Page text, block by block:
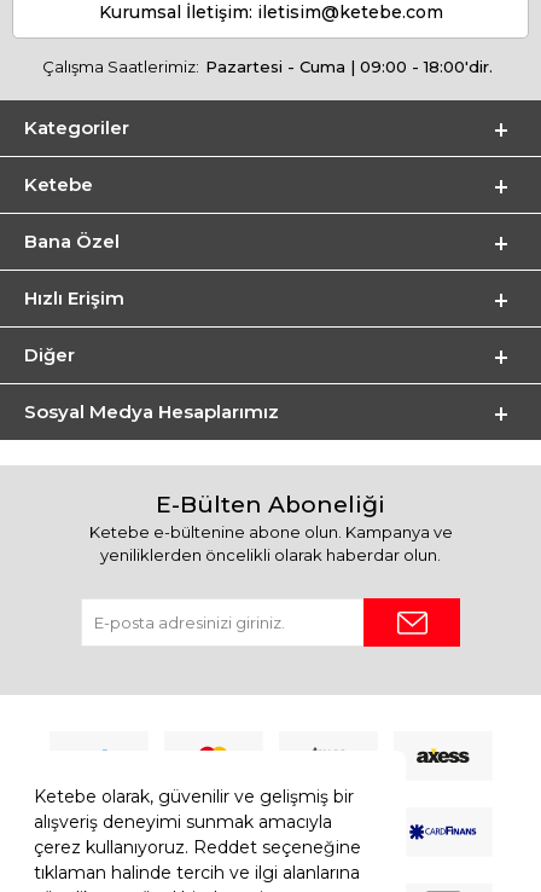
Ketebe olarak, güvenilir ve gelişmiş bir
alışveriş deneyimi sunmak amacıyla
çerez kullanıyoruz. Reddet seçeneğine
tıklaman halinde tercih ve ilgi alanlarına
Kurumsal İletişim: iletisim@ketebe.com
Çalışma Saatlerimiz: Pazartesi - Cuma | 09:00 - 18:00'dir.
Kategoriler
Ketebe
Bana Özel
Hızlı Erişim
Diğer
Sosyal Medya Hesaplarımız
E-Bülten Aboneliği
Ketebe e-bültenine abone olun. Kampanya ve
yeniliklerden öncelikli olarak haberdar olun.